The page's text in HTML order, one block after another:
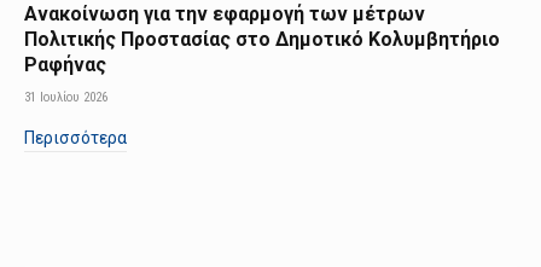
Ανακοίνωση για την εφαρμογή των μέτρων
Πολιτικής Προστασίας στο Δημοτικό Κολυμβητήριο
Ραφήνας
31 Ιουλίου 2026
Περισσότερα